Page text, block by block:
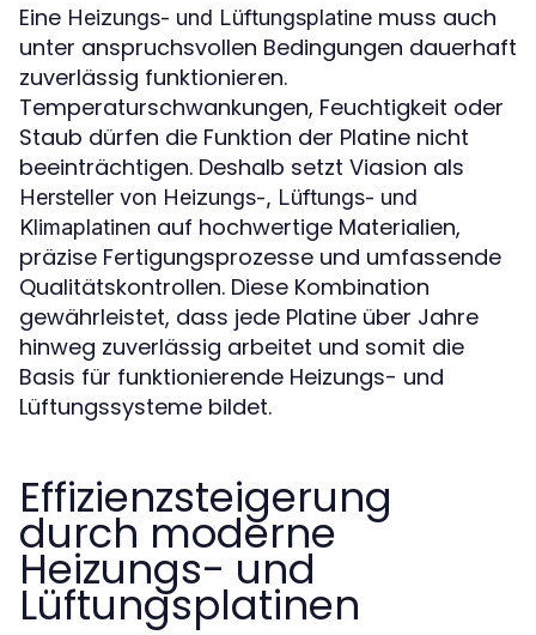
Eine Heizungs- und Lüftungsplatine muss auch
unter anspruchsvollen Bedingungen dauerhaft
zuverlässig funktionieren.
Temperaturschwankungen, Feuchtigkeit oder
Staub dürfen die Funktion der Platine nicht
beeinträchtigen. Deshalb setzt Viasion als
Hersteller von Heizungs-, Lüftungs- und
Klimaplatinen auf hochwertige Materialien,
präzise Fertigungsprozesse und umfassende
Qualitätskontrollen. Diese Kombination
gewährleistet, dass jede Platine über Jahre
hinweg zuverlässig arbeitet und somit die
Basis für funktionierende Heizungs- und
Lüftungssysteme bildet.
Effizienzsteigerung
durch moderne
Heizungs- und
Lüftungsplatinen